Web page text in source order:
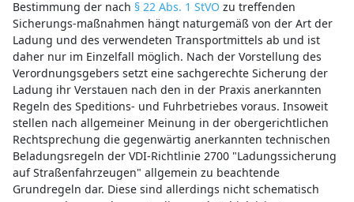
Bestimmung der nach § 22 Abs. 1 StVO zu treffenden
Sicherungs-maßnahmen hängt naturgemäß von der Art der
Ladung und des verwendeten Transportmittels ab und ist
daher nur im Einzelfall möglich. Nach der Vorstellung des
Verordnungsgebers setzt eine sachgerechte Sicherung der
Ladung ihr Verstauen nach den in der Praxis anerkannten
Regeln des Speditions- und Fuhrbetriebes voraus. Insoweit
stellen nach allgemeiner Meinung in der obergerichtlichen
Rechtsprechung die gegenwärtig anerkannten technischen
Beladungsregeln der VDI-Richtlinie 2700 "Ladungssicherung
auf Straßenfahrzeugen" allgemein zu beachtende
Grundregeln dar. Diese sind allerdings nicht schematisch